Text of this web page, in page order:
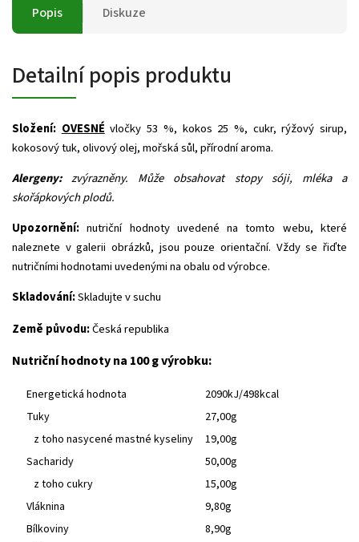
Popis Diskuze
Detailní popis produktu
Složení: OVESNÉ vločky 53 %, kokos 25 %, cukr, rýžový sirup,
kokosový tuk, olivový olej, mořská sůl, přírodní aroma.
Alergeny:zvýrazněny. Může obsahovat stopy sóji, mléka a
skořápkových plodů.
Upozornění: nutriční hodnoty uvedené na tomto webu, které
naleznete v galerii obrázků, jsou pouze orientační. Vždy se řiďte
nutričními hodnotami uvedenými na obalu od výrobce.
Skladování:Skladujte v suchu
Země původu:Česká republika
Nutriční hodnoty na 100 g výrobku:
Energetická hodnota
2090kJ/498kcal
Tuky
27,00g
z toho nasycené mastné kyseliny
19,00g
Sacharidy
50,00g
z toho cukry
15,00g
Vláknina
9,80g
Bílkoviny
8,90g